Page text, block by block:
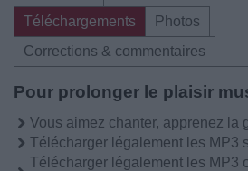
Téléchargements
Photos
Corrections & commentaires
Pour prolonger le plaisir
Vous aimez chanter, apprenez la
Télécharger légalement les MP3
Télécharger légalement les MP3